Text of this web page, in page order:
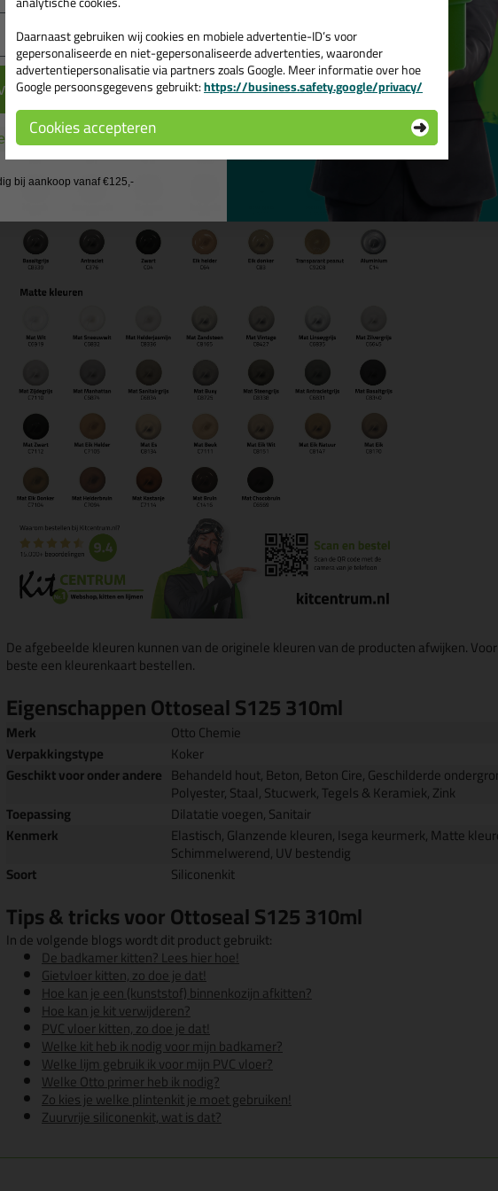
De afgebeelde kleuren kunnen van de originele kleuren van de producten afwijken.
beste een kleurenkaart bestellen.
Eigenschappen Ottoseal S125 310ml
Merk
Otto Chemie
Verpakkingstype
Koker
Geschikt voor onder andere Behandeld hout, Beton, Beton Cire, Geschilderde
Polyester, Staal, Stucwerk, Tegels & Keramiek, Zink
Toepassing
Dilatatie voegen, Sanitair
Kenmerk
Elastisch, Glanzende kleuren, Isega keurmerk, Matte
Schimmelwerend, UV bestendig
Soort
Siliconenkit
Tips & tricks voor Ottoseal S125 310ml
In de volgende blogs wordt dit product gebruikt:
De badkamer kitten? Lees hier hoe!
Gietvloer kitten, zo doe je dat!
Hoe kan je een (kunststof) binnenkozijn afkitten?
Hoe kan je kit verwijderen?
PVC vloer kitten, zo doe je dat!
Welke kit heb ik nodig voor mijn badkamer?
Welke lijm gebruik ik voor mijn PVC vloer?
Welke Otto primer heb ik nodig?
Zo kies je welke plintenkit je moet gebruiken!
Zuurvrije siliconenkit, wat is dat?
Daarnaast gebruiken wij cookies en mobiele advertentie-ID’s voor
gepersonaliseerde en niet-gepersonaliseerde advertenties, waaronder
advertentiepersonalisatie via partners zoals Google. Meer informatie over hoe
Google persoonsgegevens gebruikt:https://business.safety.google/privacy/
Cookies accepteren
de actiecode ›
ik wil geen cadeau
bij aankoop vanaf €125,-